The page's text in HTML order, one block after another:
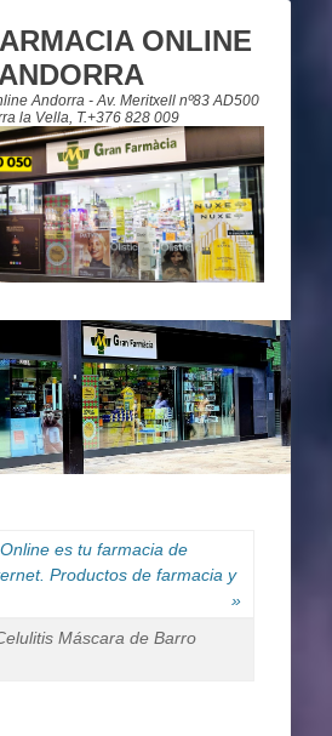
ONLINE
ANDORRA
Andorra - Av. Meritxell nº83 AD500
la Vella, T.+376 828 009
es tu farmacia de
Productos de farmacia y
»
Máscara de Barro